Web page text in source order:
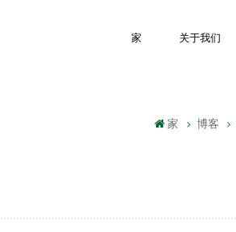
家 关于我们
家 博客